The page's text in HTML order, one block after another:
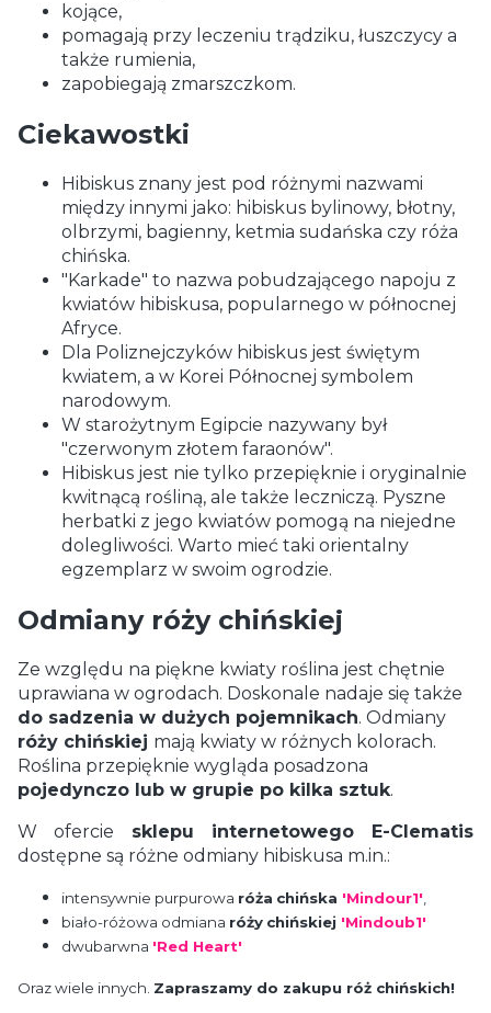
kojące,
pomagają przy leczeniu trądziku, łuszczycy a
także rumienia,
zapobiegają zmarszczkom.
Ciekawostki
Hibiskus znany jest pod różnymi nazwami
między innymi jako: hibiskus bylinowy, błotny,
olbrzymi, bagienny, ketmia sudańska czy róża
chińska.
"Karkade" to nazwa pobudzającego napoju z
kwiatów hibiskusa, popularnego w północnej
Afryce.
Dla Poliznejczyków hibiskus jest świętym
kwiatem, a w Korei Północnej symbolem
narodowym.
W starożytnym Egipcie nazywany był
"czerwonym złotem faraonów".
Hibiskus jest nie tylko przepięknie i oryginalnie
kwitnącą rośliną, ale także leczniczą. Pyszne
herbatki z jego kwiatów pomogą na niejedne
dolegliwości. Warto mieć taki orientalny
egzemplarz w swoim ogrodzie.
Odmiany róży chińskiej
Ze względu na piękne kwiaty roślina jest chętnie
uprawiana w ogrodach. Doskonale nadaje się także
do sadzenia w dużych pojemnikach. Odmiany
róży chińskiej mają kwiaty w różnych kolorach.
Roślina przepięknie wygląda posadzona
pojedynczo lub w grupie po kilka sztuk.
W ofercie sklepu internetowego E-Clematis
dostępne są różne odmiany hibiskusa m.in.:
intensywnie purpurowa róża chińska 'Mindour1'
biało-różowa odmiana róży chińskiej 'Mindoub1'
dwubarwna 'Red Heart'
Oraz wiele innych. Zapraszamy do zakupu róż chińskich!